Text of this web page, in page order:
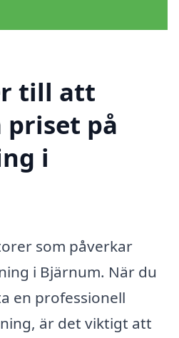
till att
priset på
i
som påverkar
i Bjärnum. När du
en professionell
är det viktigt att